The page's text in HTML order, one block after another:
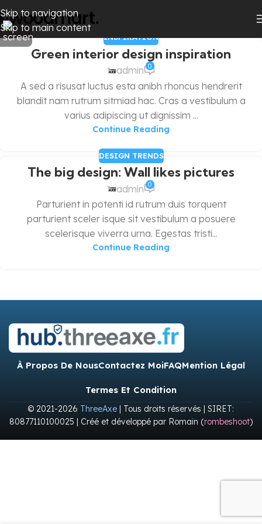
Skip to navigation
Skip to main content
INSPIRATION
Green interior design inspiration
admin 0
A sed a risusat luctus esta anibh rhoncus hendrerit
blandit nam rutrum sitmiad hac. Cras a vestibulum a
varius adipiscing ut dignissim ...
Continue Reading
DESIGN TRENDS
The big design: Wall likes pictures
admin 0
Parturient in potenti id rutrum duis torquent
parturient sceler isque sit vestibulum a posuere
scelerisque viverra urna. Egestas tristi...
Continue Reading
À Propos De NousContactez MoiFAQMention Légal
Termes Et Condition
© 2021-2026 ThreeAxe | Tous droits réservés | SIRET:
80877110100025 | Créé et développé par Romain (rombeshoot)